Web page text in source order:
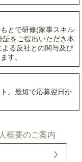
とで研修(家事スキル
をご提出いただき本
る反社との関与及び
す。
。最短で応募翌日か
概要のご案内